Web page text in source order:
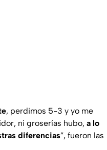
, perdimos 5-3 y yo me
ni groserías hubo, a lo
diferencias”, fueron las